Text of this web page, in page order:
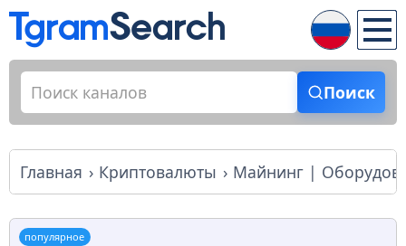
Поиск
Главная Криптовалюты Майнинг |
популярное